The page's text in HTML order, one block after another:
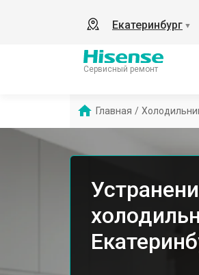
Екатеринбург ▼
Сервисный ремонт
Главная /